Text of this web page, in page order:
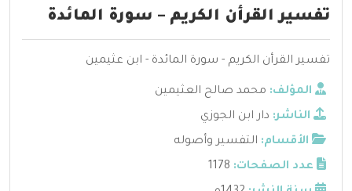
تفسير القرأن الكريم – سورة المائدة
تفسير القرأن الكريم - سورة المائدة - ابن عثيمين
المؤلف: محمد صالح العثيمين
الناشر: دار ابن الجوزي
الأقسام: التفسير وأصوله
عدد الصفحات: 1178